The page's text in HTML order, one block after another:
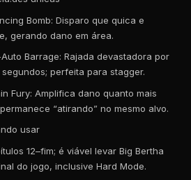
Bomb: Disparo que quica e
gerando dano em área.
Barrage: Rajada devastadora por
segundos; perfeita para stagger.
Fury: Amplifica dano quanto mais
“atirando” no mesmo alvo.
usar
12–fim; é viável levar Big Bertha
do jogo, inclusive Hard Mode.